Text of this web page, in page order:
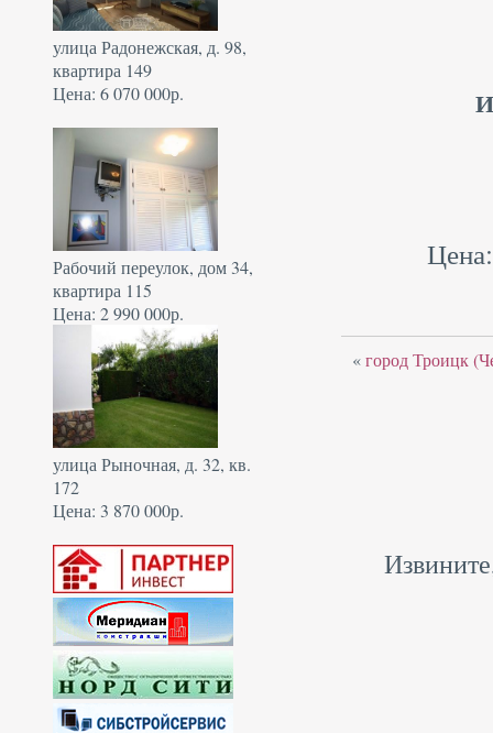
улица Радонежская, д. 98,
квартира 149
Цена: 6 070 000р.
Рабочий переулок, дом 34,
квартира 115
Цена: 2 990 000р.
улица Рыночная, д. 32, кв.
172
Цена: 3 870 000р.
«город Троицк